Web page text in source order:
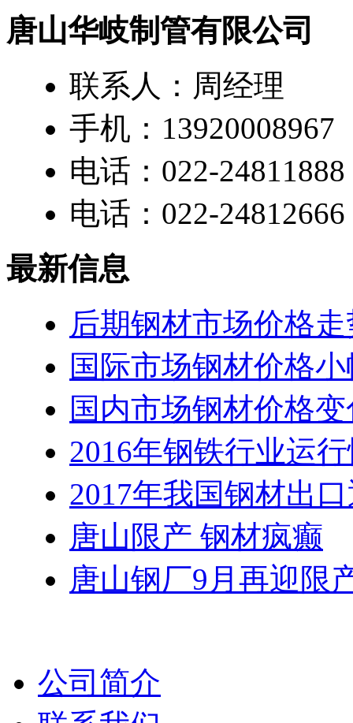
唐山华岐制管有限公司
联系人：周经理
手机：13920008967
电话：022-24811888
电话：022-24812666
最新信息
后期钢材市场价格
国际市场钢材价格
国内市场钢材价格
2016年钢铁行业运
2017年我国钢材出
唐山限产 钢材疯癫
唐山钢厂9月再迎限
公司简介